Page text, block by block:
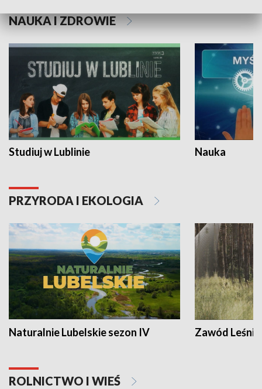
NAUKA I ZDROWIE
Studiuj w Lublinie Nauka
PRZYRODA I EKOLOGIA
Naturalnie Lubelskie sezon IV Zawód Leśnik
ROLNICTWO I WIEŚ